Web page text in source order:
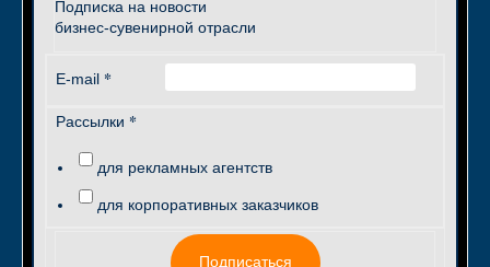
Подписка на новости
бизнес-сувенирной отрасли
E-mail *
Рассылки *
для рекламных агентств
для корпоративных заказчиков
Подписаться